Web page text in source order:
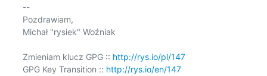
--
Pozdrawiam,
Michał "rysiek" Woźniak
Zmieniam klucz GPG :: http://rys.io/pl/147
GPG Key Transition :: http://rys.io/en/147